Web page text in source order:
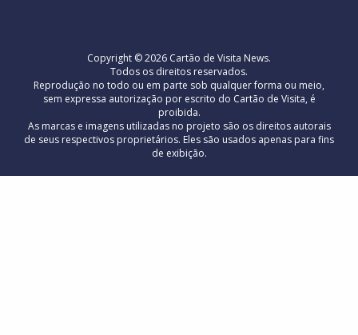
Copyright © 2026 Cartão de Visita News.
Todos os direitos reservados.
Reprodução no todo ou em parte sob qualquer forma ou meio,
sem expressa autorização por escrito do Cartão de Visita, é
proibida.
As marcas e imagens utilizadas no projeto são os direitos autorais
de seus respectivos proprietários. Eles são usados ​​apenas para fins
de exibição.